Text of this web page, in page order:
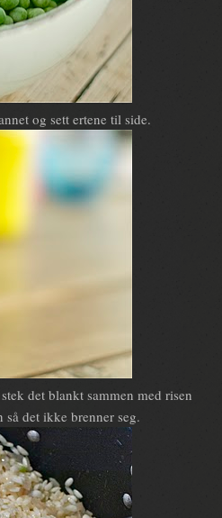
og sett ertene til side.
det blankt sammen med risen
så det ikke brenner seg.